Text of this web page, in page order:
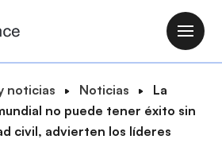
M
a
n
noticias Noticias
La
no puede tener éxito sin
civil, advierten los líderes